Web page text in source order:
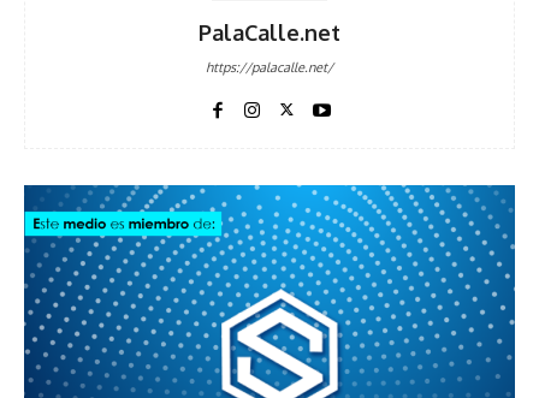
PalaCalle.net
https://palacalle.net/